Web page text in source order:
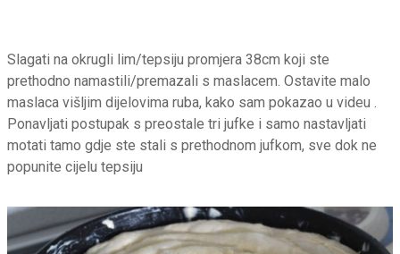
Slagati na okrugli lim/tepsiju promjera 38cm koji ste
prethodno namastili/premazali s maslacem. Ostavite malo
maslaca višljim dijelovima ruba, kako sam pokazao u videu .
Ponavljati postupak s preostale tri jufke i samo nastavljati
motati tamo gdje ste stali s prethodnom jufkom, sve dok ne
popunite cijelu tepsiju